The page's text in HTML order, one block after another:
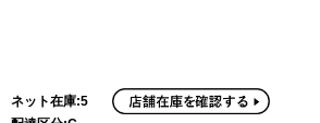
ネット在庫:5